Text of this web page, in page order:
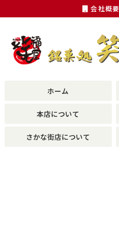
福井銘菓、敦賀銘菓の土産物が種類豊富に。
会社概要
ホーム
本店について
さかな街店について